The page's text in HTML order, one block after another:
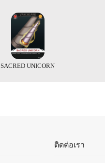
SACRED UNICORN
ติดต่อเรา